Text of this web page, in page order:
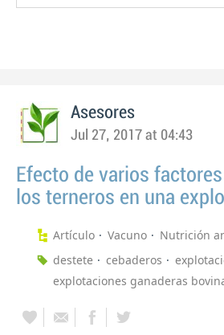
Asesores
Jul 27, 2017 at 04:43
Efecto de varios
los terneros en una
Artículo Vacuno Nutrición
destete
cebaderos
explotaciones ganaderas